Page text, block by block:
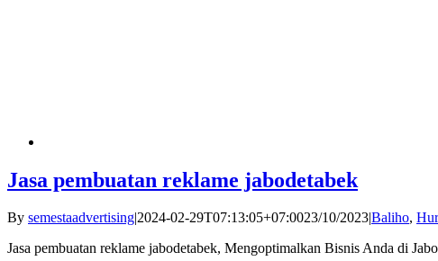
Jasa pembuatan reklame jabodetabek
By semestaadvertising|2024-02-29T07:13:05+07:0023/10/2023|Baliho,
Jasa pembuatan reklame jabodetabek, Mengoptimalkan Bisnis Anda di